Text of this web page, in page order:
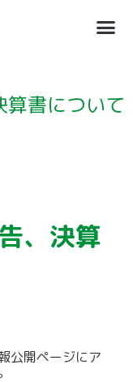
書について
、決算
公開ページにア